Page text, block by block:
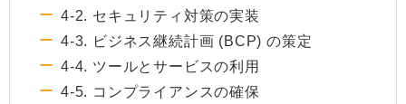
4-2. セキュリティ対策の実装
4-3. ビジネス継続計画 (BCP) の策定
4-4. ツールとサービスの利用
4-5. コンプライアンスの確保